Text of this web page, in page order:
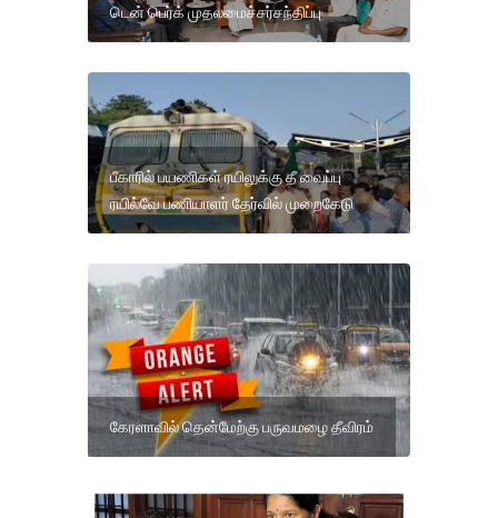
டென் பெர்க் முதலமைச்சர்சந்திப்பு
பீகாரில் பயணிகள் ரயிலுக்கு தீ வைப்பு
ரயில்வே பணியாளர் தேர்வில் முறைகேடு
கேரளாவில் தென்மேற்கு பருவமழை தீவிரம்